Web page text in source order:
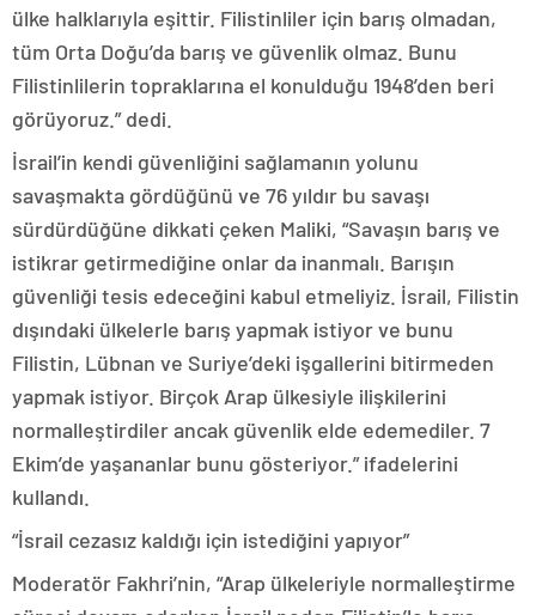
ülke halklarıyla eşittir. Filistinliler için barış olmadan,
tüm Orta Doğu’da barış ve güvenlik olmaz. Bunu
Filistinlilerin topraklarına el konulduğu 1948’den beri
görüyoruz.” dedi.
İsrail’in kendi güvenliğini sağlamanın yolunu
savaşmakta gördüğünü ve 76 yıldır bu savaşı
sürdürdüğüne dikkati çeken Maliki, “Savaşın barış ve
istikrar getirmediğine onlar da inanmalı. Barışın
güvenliği tesis edeceğini kabul etmeliyiz. İsrail, Filistin
dışındaki ülkelerle barış yapmak istiyor ve bunu
Filistin, Lübnan ve Suriye’deki işgallerini bitirmeden
yapmak istiyor. Birçok Arap ülkesiyle ilişkilerini
normalleştirdiler ancak güvenlik elde edemediler. 7
Ekim’de yaşananlar bunu gösteriyor.” ifadelerini
kullandı.
“İsrail cezasız kaldığı için istediğini yapıyor”
Moderatör Fakhri’nin, “Arap ülkeleriyle normalleştirme